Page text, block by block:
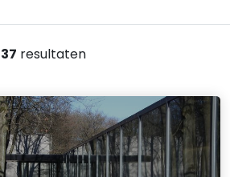
37 resultaten